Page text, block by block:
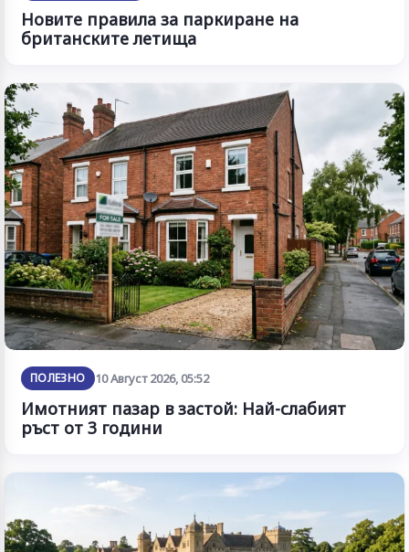
Новите правила за паркиране на
британските летища
ПОЛЕЗНО 10 Август 2026, 05:52
Имотният пазар в застой: Най-слабият
ръст от 3 години